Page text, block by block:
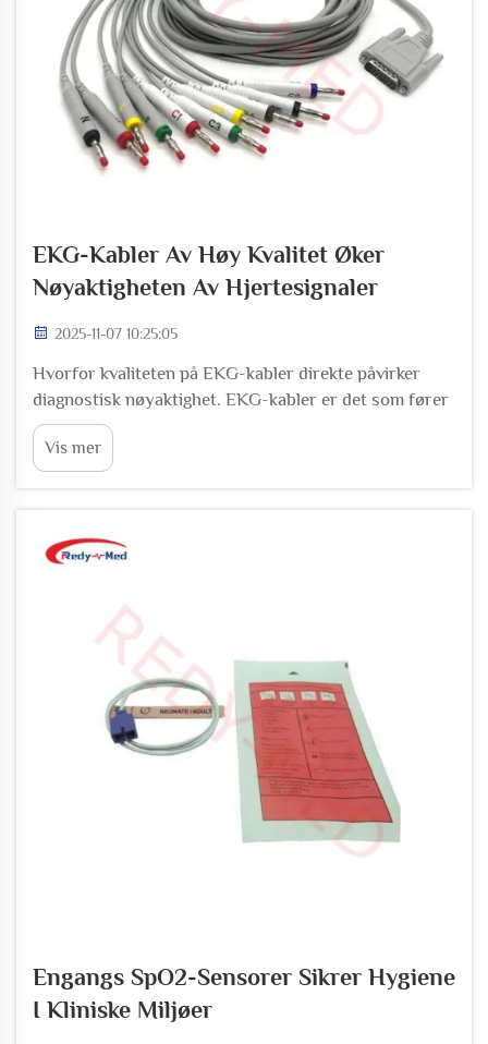
EKG-Kabler Av Høy Kvalitet Øker
Nøyaktigheten Av Hjertesignaler
2025-11-07 10:25:05
Hvorfor kvaliteten på EKG-kabler direkte påvirker
diagnostisk nøyaktighet. EKG-kabler er det som fører
de viktige elektriske signalene fra hjertet til
overvåkningsmaskinene, noe som gjør dem svært
vesentlige for å finne ut hva som foregår med en
Vis mer
Engangs SpO2-Sensorer Sikrer Hygiene
I Kliniske Miljøer